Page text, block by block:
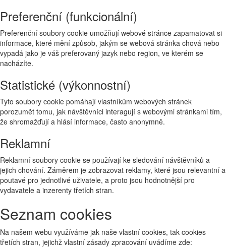
Preferenční (funkcionální)
Preferenční soubory cookie umožňují webové stránce zapamatovat si
informace, které mění způsob, jakým se webová stránka chová nebo
vypadá jako je váš preferovaný jazyk nebo region, ve kterém se
nacházíte.
Statistické (výkonnostní)
Tyto soubory cookie pomáhají vlastníkům webových stránek
porozumět tomu, jak návštěvníci interagují s webovými stránkami tím,
že shromažďují a hlásí informace, často anonymně.
Reklamní
Reklamní soubory cookie se používají ke sledování návštěvníků a
jejich chování. Záměrem je zobrazovat reklamy, které jsou relevantní a
poutavé pro jednotlivé uživatele, a proto jsou hodnotnější pro
vydavatele a inzerenty třetích stran.
Seznam cookies
Na našem webu využíváme jak naše vlastní cookies, tak cookies
třetích stran, jejichž vlastní zásady zpracování uvádíme zde: